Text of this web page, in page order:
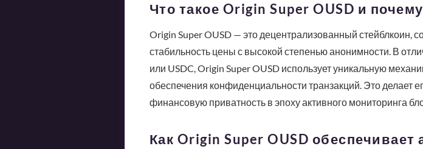
Что такое Origin Super OUSD и
Origin Super OUSD — это децентрализованный стейблкоин,
стабильность цены с высокой степенью анонимности. В
или USDC, Origin Super OUSD использует уникальную
обеспечения конфиденциальности транзакций. Это делает
финансовую приватность в эпоху активного мониторинга
Как Origin Super OUSD обеспечивает